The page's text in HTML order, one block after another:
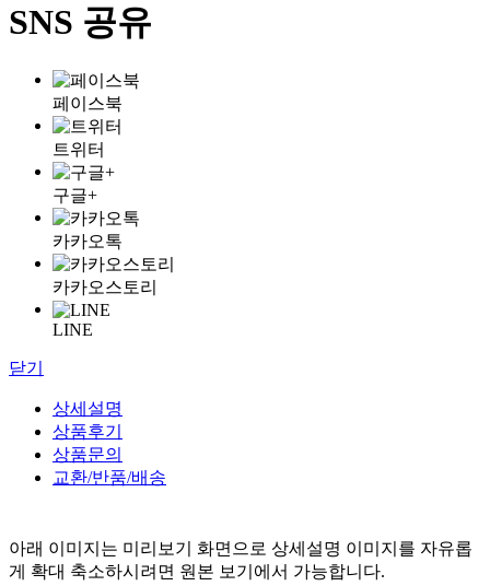
SNS 공유
페이스북
트위터
구글+
카카오톡
카카오스토리
LINE
닫기
상세설명
상품후기
상품문의
교환/반품/배송
아래 이미지는 미리보기 화면으로 상세설명 이미지를 자유롭
게 확대 축소하시려면 원본 보기에서 가능합니다.